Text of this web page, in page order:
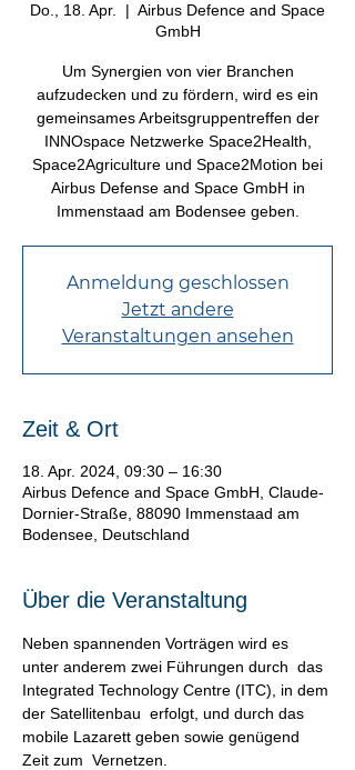
Do., 18. Apr.
  |
Airbus Defence and Space
GmbH
Um Synergien von vier Branchen
aufzudecken und zu fördern, wird es ein
gemeinsames Arbeitsgruppentreffen der
INNOspace Netzwerke Space2Health,
Space2Agriculture und Space2Motion bei
Airbus Defense and Space GmbH in
Immenstaad am Bodensee geben.
Anmeldung geschlossen
Jetzt andere
Veranstaltungen ansehen
Zeit & Ort
18. Apr. 2024, 09:30 – 16:30
Airbus Defence and Space GmbH, Claude-
Dornier-Straße, 88090 Immenstaad am
Bodensee, Deutschland
Über die Veranstaltung
Neben spannenden Vorträgen wird es
unter anderem zwei Führungen durch  das
Integrated Technology Centre (ITC), in dem
der Satellitenbau  erfolgt, und durch das
mobile Lazarett geben sowie genügend
Zeit zum  Vernetzen.